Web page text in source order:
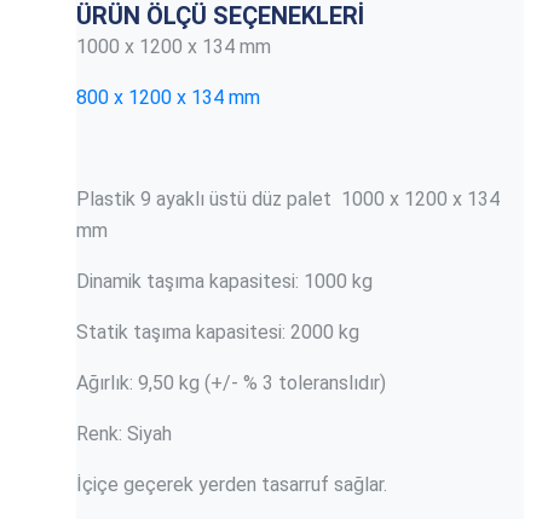
ÜRÜN ÖLÇÜ SEÇENEKLERİ
1000 x 1200 x 134 mm
800 x 1200 x 134 mm
Plastik 9 ayaklı üstü düz palet 1000 x 1200 x 134
mm
Dinamik taşıma kapasitesi: 1000 kg
Statik taşıma kapasitesi: 2000 kg
Ağırlık: 9,50 kg (+/- % 3 toleranslıdır)
Renk: Siyah
İçiçe geçerek yerden tasarruf sağlar.